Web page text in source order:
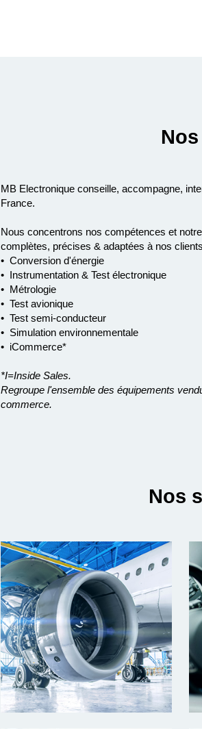
MB Electronique conseille, accompagne,
France.
Nous concentrons nos compétences et
complètes, précises & adaptées à nos
• Conversion d'énergie
• Instrumentation & Test électronique
• Métrologie
• Test avionique
• Test semi-conducteur
• Simulation environnementale
• iCommerce*
*I=Inside Sales.
Regroupe l'ensemble des équipements
commerce.
Nos